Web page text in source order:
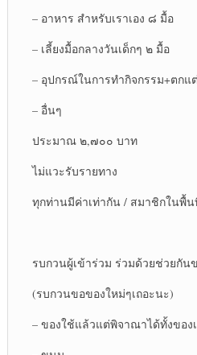
– อาหาร สำหรับเราเอง ๘ มื้อ
– เลี้ยงมื้อกลางวันเด็กๆ ๒ มื้อ
– อุปกรณ์ในการทำกิจกรรม+ตกแ
– อื่นๆ
ประมาณ ๒,๗๐๐ บาท
ไม่แวะรับรายทาง
ทุกท่านมีค่าเท่ากัน / สมาชิกในพื้น
รบกวนผู้เข้าร่วม ร่วมด้วยช่วยกัน
(รบกวนขอของใหม่ๆเถอะนะ)
– ของใช้แล้วแต่พิจาณาได้ทั้งของ